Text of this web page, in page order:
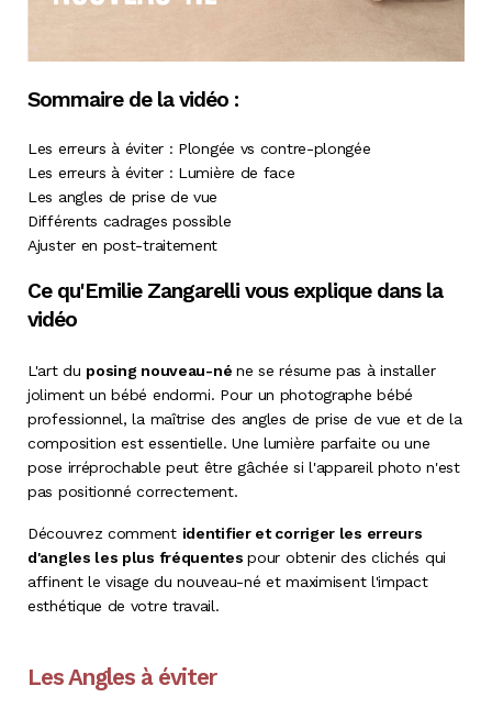
Sommaire de la vidéo :
Les erreurs à éviter : Plongée vs contre-plongée
Les erreurs à éviter : Lumière de face
Les angles de prise de vue
Différents cadrages possible
Ajuster en post-traitement
Ce qu'Emilie Zangarelli vous explique dans la
vidéo
L'art du posing nouveau-né ne se résume pas à installer
joliment un bébé endormi. Pour un photographe bébé
professionnel, la maîtrise des angles de prise de vue et de la
composition est essentielle. Une lumière parfaite ou une
pose irréprochable peut être gâchée si l'appareil photo n'est
pas positionné correctement.
Découvrez comment identifier et corriger les erreurs
d'angles les plus fréquentespour obtenir des clichés qui
affinent le visage du nouveau-né et maximisent l'impact
esthétique de votre travail.
Les Angles à éviter